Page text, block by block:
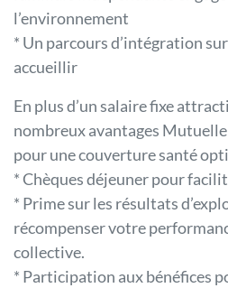
l’environnement
* Un parcours d’intégration
accueillir
En plus d’un salaire fixe
nombreux avantages Mutuelle
pour une couverture santé
* Chèques déjeuner pour
* Prime sur les résultats
récompenser votre
collective.
* Participation aux bénéfices